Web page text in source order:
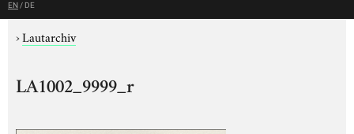
EN / DE
›Lautarchiv
LA1002_9999_r